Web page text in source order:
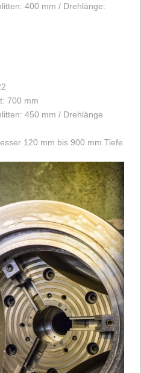
400 mm / Drehlänge:
700 mm
450 mm / Drehlänge
120 mm bis 900 mm Tiefe